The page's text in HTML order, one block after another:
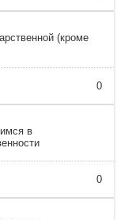
(кроме
0
в
0